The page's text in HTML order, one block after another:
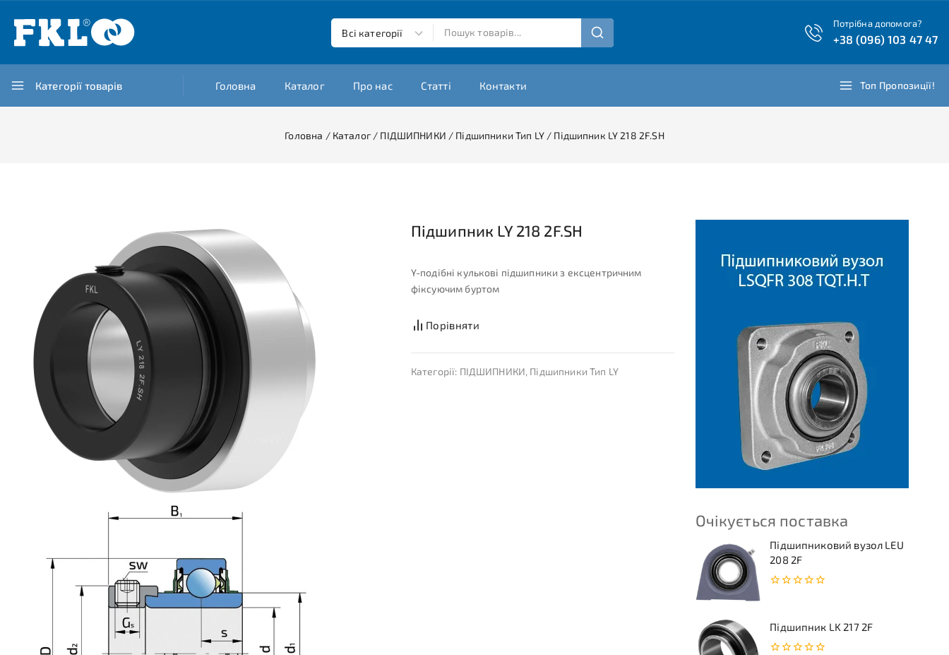
Потрібна допомога?
+38 (096) 103 47 47
Категорії товарів Головна Каталог Про нас Статті Контакти Топ Пропозиції!
Головна / Каталог / ПІДШИПНИКИ / Підшипники Тип LY / Підшипник LY 218 2F.SH
Очікується поставка
Підшипниковий вузол LEU
208 2F
Підшипник LK 217 2F
Підшипник LY 218 2F.SH
Y-подібні кулькові підшипники з ексцентричним
фіксуючим буртом
Порівняти
Категорії: ПІДШИПНИКИ, Підшипники Тип LY